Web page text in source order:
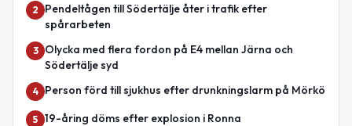
2
Pendeltågen till Södertälje åter i trafik efter
spårarbeten
3
Olycka med flera fordon på E4 mellan Järna och
Södertälje syd
4 Person förd till sjukhus efter drunkningslarm på Mörkö
5 19-åring döms efter explosion i Ronna